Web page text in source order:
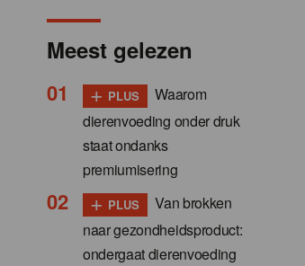
Meest gelezen
+ PLUS
Waarom
dierenvoeding onder druk
staat ondanks
premiumisering
+ PLUS
Van brokken
naar gezondheidsproduct:
ondergaat dierenvoeding